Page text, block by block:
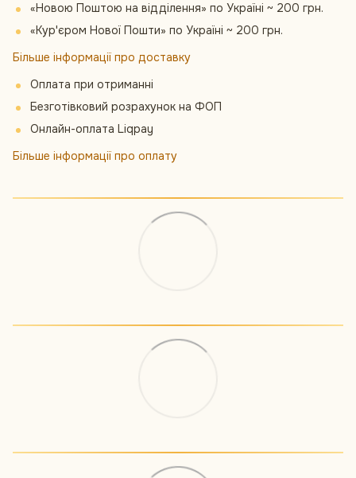
«Новою Поштою на відділення» по Україні ~ 200 грн.
«Кур'єром Нової Пошти» по Україні ~ 200 грн.
Більше інформації про доставку
Оплата при отриманні
Безготівковий розрахунок на ФОП
Онлайн-оплата Liqpay
Більше інформації про оплату